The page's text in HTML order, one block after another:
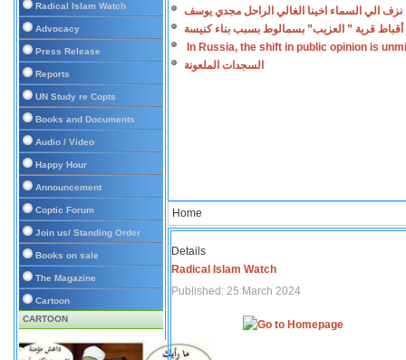
Radical Islam Watch
Advocacy
Press Release
Reports
UN Study re Copts
Books and Documents
Audio / Video
Happy Hour
Announcement
Coptic Forum
Join us/ Standing Order
Books on sale
The Magazine
Cartoon
CARTOON
نزف الي السماء اخينا الغالي الراحل مجدي يوسف
أقباط قرية ” العزيب” بسمالوط بسبب بناء كنيسة
In Russia, the shift in public opinion is
السجدات الملعونة
Home
Details
Radical Islam Watch
Published: 25 March 2024